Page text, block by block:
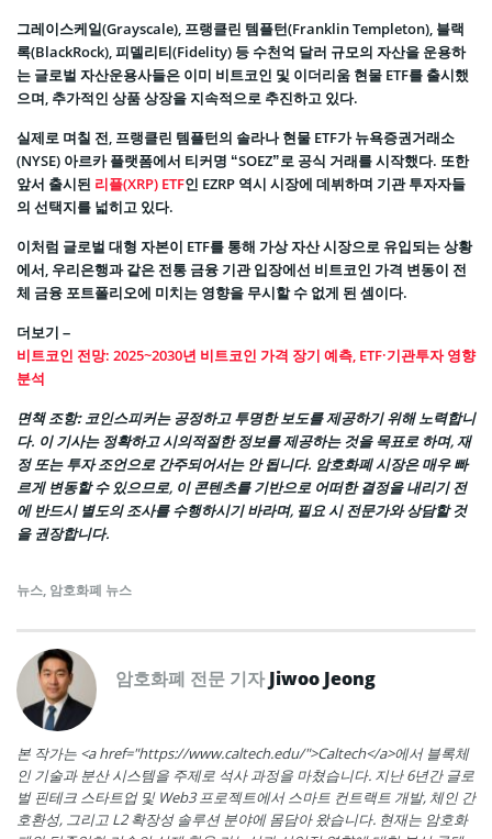
그레이스케일(Grayscale), 프랭클린 템플턴(Franklin Templeton), 블랙
록(BlackRock), 피델리티(Fidelity) 등 수천억 달러 규모의 자산을 운용하
는 글로벌 자산운용사들은 이미 비트코인 및 이더리움 현물 ETF를 출시했
으며, 추가적인 상품 상장을 지속적으로 추진하고 있다.
실제로 며칠 전, 프랭클린 템플턴의 솔라나 현물 ETF가 뉴욕증권거래소
(NYSE) 아르카 플랫폼에서 티커명 “SOEZ”로 공식 거래를 시작했다. 또한
앞서 출시된 리플(XRP) ETF인 EZRP 역시 시장에 데뷔하며 기관 투자자들
의 선택지를 넓히고 있다.
이처럼 글로벌 대형 자본이 ETF를 통해 가상 자산 시장으로 유입되는 상황
에서, 우리은행과 같은 전통 금융 기관 입장에선 비트코인 가격 변동이 전
체 금융 포트폴리오에 미치는 영향을 무시할 수 없게 된 셈이다.
더보기 –
비트코인 전망: 2025~2030년 비트코인 가격 장기 예측, ETF·기관투자 영향
분석
면책 조항:코인스피커는 공정하고 투명한 보도를 제공하기 위해 노력합니
다. 이 기사는 정확하고 시의적절한 정보를 제공하는 것을 목표로 하며, 재
정 또는 투자 조언으로 간주되어서는 안 됩니다. 암호화폐 시장은 매우 빠
르게 변동할 수 있으므로, 이 콘텐츠를 기반으로 어떠한 결정을 내리기 전
에 반드시 별도의 조사를 수행하시기 바라며, 필요 시 전문가와 상담할 것
을 권장합니다.
뉴스, 암호화폐 뉴스
암호화폐 전문 기자Jiwoo Jeong
본 작가는 <a href="https://www.caltech.edu/">Caltech</a>에서 블록체
인 기술과 분산 시스템을 주제로 석사 과정을 마쳤습니다. 지난 6년간 글로
벌 핀테크 스타트업 및 Web3 프로젝트에서 스마트 컨트랙트 개발, 체인 간
호환성, 그리고 L2 확장성 솔루션 분야에 몸담아 왔습니다. 현재는 암호화